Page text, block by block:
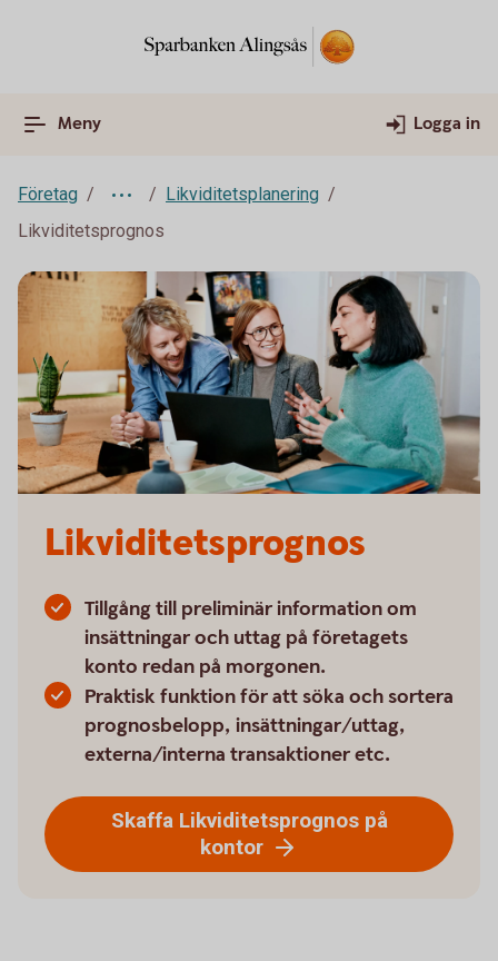
Meny Logga in
Företag
Likviditetsplanering
Likviditetsprognos
Likviditetsprognos
Tillgång till preliminär information om
insättningar och uttag på företagets
konto redan på morgonen.
Praktisk funktion för att söka och sortera
prognosbelopp, insättningar/uttag,
externa/interna transaktioner etc.
Skaffa Likviditetsprognos på
kontor